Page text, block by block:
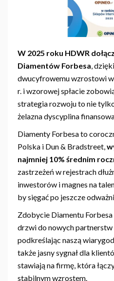
W 2025 roku HDWR
Diamentów Forbesa,
dwucyfrowemu wzrostowi
r. i wzorowej spłacie
strategia rozwoju to nie
żelazna dyscyplina
Diamenty Forbesa to
Polska i Dun & Bradstreet,
najmniej 10% średnim
zastrzeżeń w rejestrach
inwestorów i magnes na
by sięgać po jeszcze
Zdobycie Diamentu
drzwi do nowych
podkreślając naszą
także jasny sygnał dla
stawiają na firmę, która
stabilnym wzrostem.